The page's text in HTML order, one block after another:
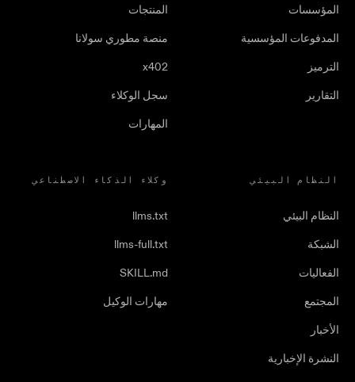
المؤسسات
المدفوعات المؤسسية
الترميز
التقارير
المنتجات
منصة مطوري سولانا
x402
سجل الوكلاء
المهارات
النظام البيئي
النظام البيئي
الشبكة
الفعاليات
المجتمع
الأخبار
النشرة الإخبارية
وكلاء الذكاء الاصطناعي
llms.txt
llms-full.txt
SKILL.md
مهارات الوكيل